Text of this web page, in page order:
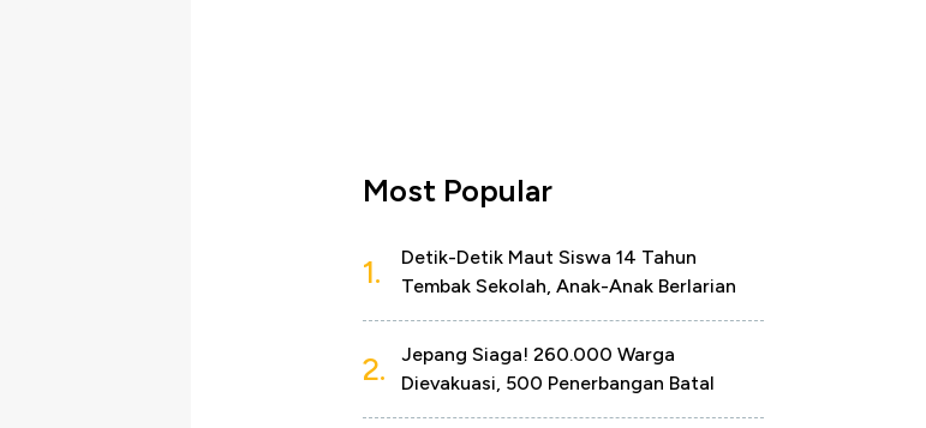
Most Popular
1.
Detik-Detik Maut Siswa 14 Tahun
Tembak Sekolah, Anak-Anak Berlarian
2.
Jepang Siaga! 260.000 Warga
Dievakuasi, 500 Penerbangan Batal